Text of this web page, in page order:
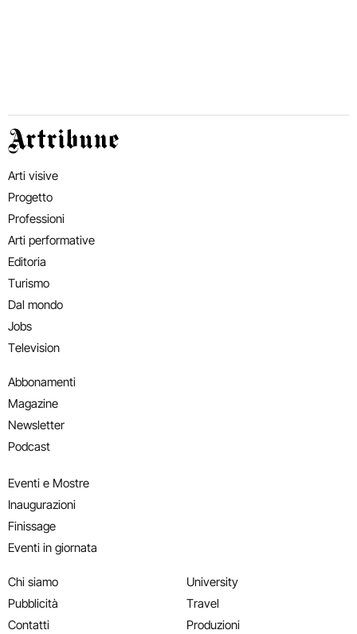
Artribune
Arti visive
Progetto
Professioni
Arti performative
Editoria
Turismo
Dal mondo
Jobs
Television
Abbonamenti
Magazine
Newsletter
Podcast
Eventi e Mostre
Inaugurazioni
Finissage
Eventi in giornata
Chi siamo
Pubblicità
Contatti
University
Travel
Produzioni